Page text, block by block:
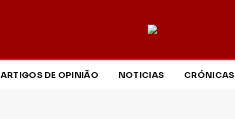
ARTIGOS DE OPINIÃO NOTICIAS CRÓNICAS